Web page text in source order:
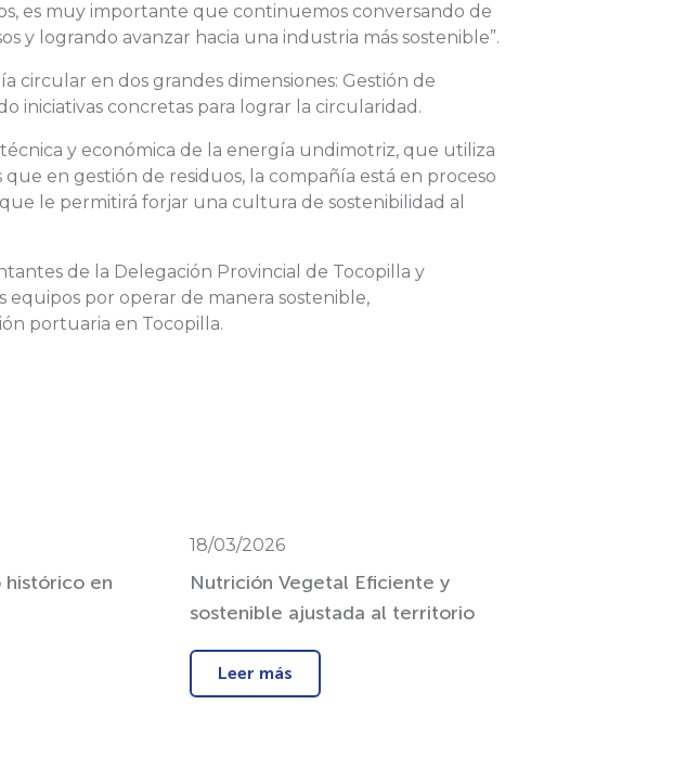
es muy importante que continuemos conversando de
y logrando avanzar hacia una industria más sostenible”.
circular en dos grandes dimensiones: Gestión de
iniciativas concretas para lograr la circularidad.
y económica de la energía undimotriz, que utiliza
en gestión de residuos, la compañía está en proceso
le permitirá forjar una cultura de sostenibilidad al
de la Delegación Provincial de Tocopilla y
equipos por operar de manera sostenible,
portuaria en Tocopilla.
histórico en
18/03/2026
Nutrición Vegetal Eficiente y
sostenible ajustada al territorio
Leer más